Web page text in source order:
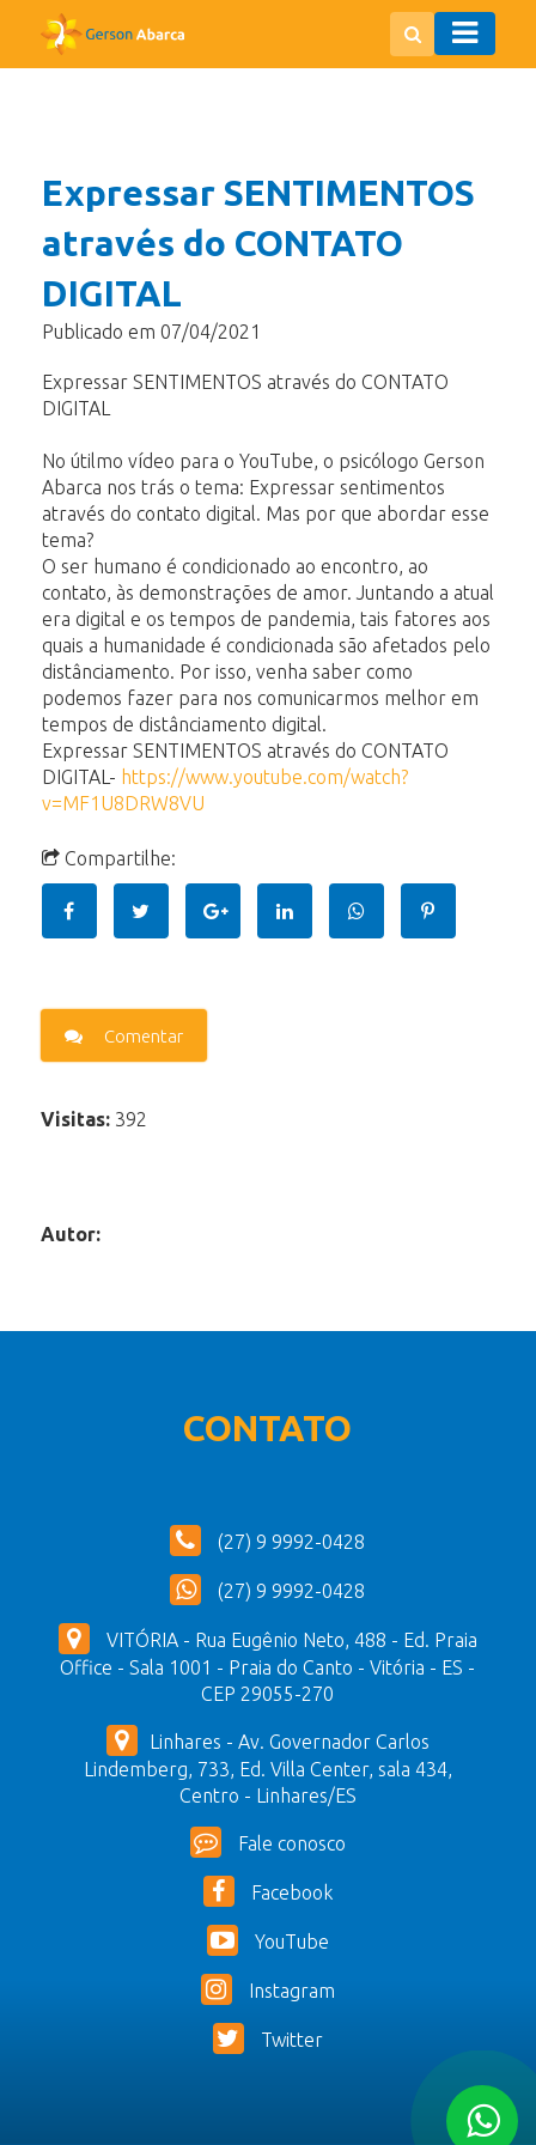
Expressar SENTIMENTOS
através do CONTATO
DIGITAL
Publicado em 07/04/2021
Expressar SENTIMENTOS através do CONTATO
DIGITAL
No útilmo vídeo para o YouTube, o psicólogo Gerson
Abarca nos trás o tema: Expressar sentimentos
através do contato digital. Mas por que abordar esse
tema?
O ser humano é condicionado ao encontro, ao
contato, às demonstrações de amor. Juntando a atual
era digital e os tempos de pandemia, tais fatores aos
quais a humanidade é condicionada são afetados pelo
distânciamento. Por isso, venha saber como
podemos fazer para nos comunicarmos melhor em
tempos de distânciamento digital.
Expressar SENTIMENTOS através do CONTATO
DIGITAL- https://www.youtube.com/watch?
v=MF1U8DRW8VU
Compartilhe:
Comentar
Visitas:392
Autor:
CONTATO
(27) 9 9992-0428
(27) 9 9992-0428
VITÓRIA - Rua Eugênio Neto, 488 - Ed. Praia
Office - Sala 1001 - Praia do Canto - Vitória - ES -
CEP 29055-270
Linhares - Av. Governador Carlos
Lindemberg, 733, Ed. Villa Center, sala 434,
Centro - Linhares/ES
Fale conosco
Facebook
YouTube
Instagram
Twitter